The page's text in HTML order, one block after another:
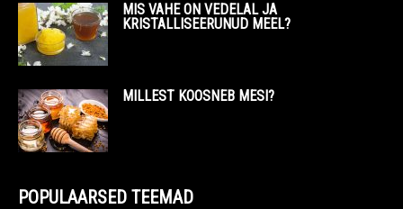
MIS VAHE ON VEDELAL JA
KRISTALLISEERUNUD MEEL?
MILLEST KOOSNEB MESI?
POPULAARSED TEEMAD